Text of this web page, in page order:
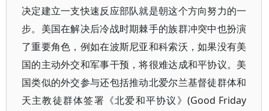
决定建立一支快速反应部队就是朝这个方向努力的一
步。美国在解决后冷战时期棘手的族群冲突中也扮演
了重要角色，例如在波斯尼亚和科索沃，如果没有美
国的主动外交和军事干预，将很难达成和平协议。美
国类似的外交参与还包括推动北爱尔兰基督徒群体和
天主教徒群体签署《北爱和平协议》(Good Friday